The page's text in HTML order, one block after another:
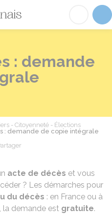
Fréville-du-
: demande
- Citoyenneté - Élections
: demande de copie intégrale
acte de décès et vous
? Les démarches pour
du décès : en France ou à
la demande est gratuite.